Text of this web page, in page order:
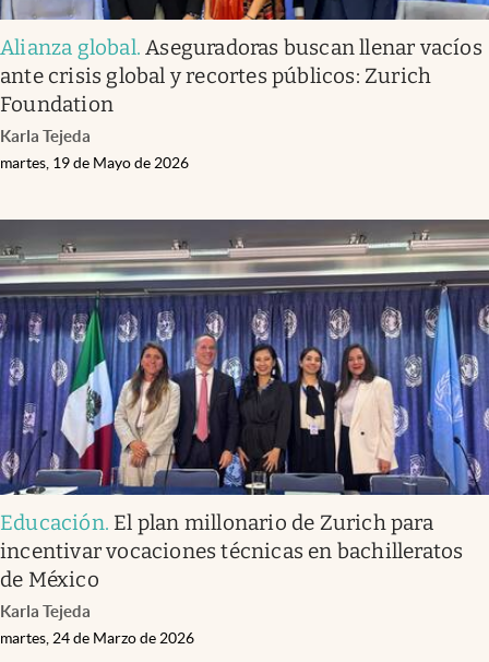
Alianza global. Aseguradoras buscan llenar vacíos
ante crisis global y recortes públicos: Zurich
Foundation
Karla Tejeda
martes, 19 de Mayo de 2026
Educación. El plan millonario de Zurich para
incentivar vocaciones técnicas en bachilleratos
de México
Karla Tejeda
martes, 24 de Marzo de 2026